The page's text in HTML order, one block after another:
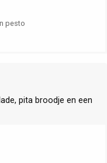
pesto
pita broodje en een